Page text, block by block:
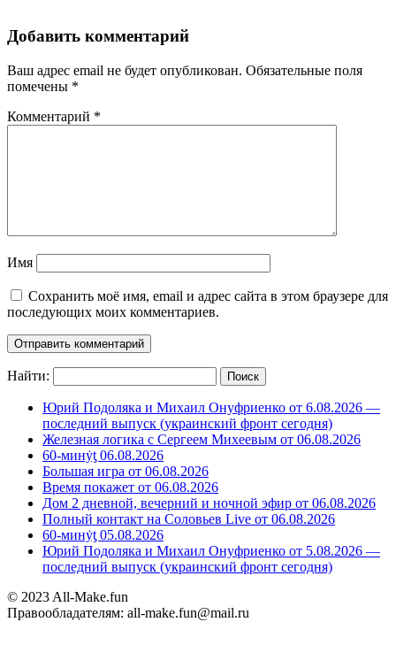
Добавить комментарий
Ваш адрес email не будет опубликован. Обязательные поля
помечены *
Комментарий *
Имя
Сохранить моё имя, email и адрес сайта в этом браузере для
последующих моих комментариев.
Найти:
Юрий Подоляка и Михаил Онуфриенко от 6.08.2026 —
последний выпуск (украинский фронт сегодня)
Железная логика с Сергеем Михеевым от 06.08.2026
60-минẏƫ 06.08.2026
Большая игра от 06.08.2026
Время покажет от 06.08.2026
Дом 2 дневной, вечерний и ночной эфир от 06.08.2026
Полный контакт на Соловьев Live от 06.08.2026
60-минẏƫ 05.08.2026
Юрий Подоляка и Михаил Онуфриенко от 5.08.2026 —
последний выпуск (украинский фронт сегодня)
© 2023 All-Make.fun
Правообладателям: all-make.fun@mail.ru